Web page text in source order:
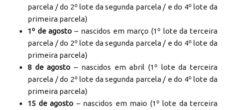
parcela / do 2º lote da segunda parcela / e do 4º lote da
primeira parcela)
1º de agosto – nascidos em março (1º lote da terceira
parcela / do 2º lote da segunda parcela / e do 4º lote da
primeira parcela)
8 de agosto – nascidos em abril (1º lote da terceira
parcela / do 2º lote da segunda parcela / e do 4º lote da
primeira parcela)
15 de agosto – nascidos em maio (1º lote da terceira